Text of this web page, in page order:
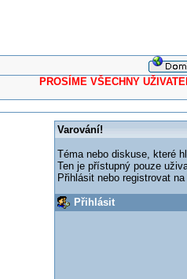
PROSÍME VŠECHNY UŽIVATELE,
Varování!
Téma nebo diskuse, které
Ten je přístupný pouze
Přihlásit nebo registrovat
Přihlásit